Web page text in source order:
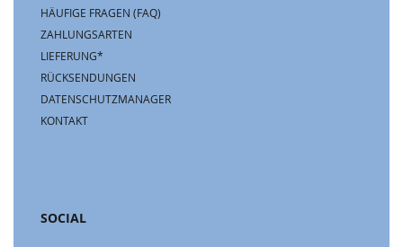
HÄUFIGE FRAGEN (FAQ)
ZAHLUNGSARTEN
LIEFERUNG*
RÜCKSENDUNGEN
DATENSCHUTZMANAGER
KONTAKT
SOCIAL